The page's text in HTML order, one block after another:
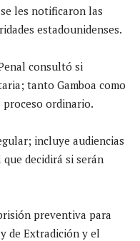
les notificaron las
estadounidenses.
consultó si
tanto Gamboa como
ordinario.
incluye audiencias
decidirá si serán
preventiva para
de Extradición y el